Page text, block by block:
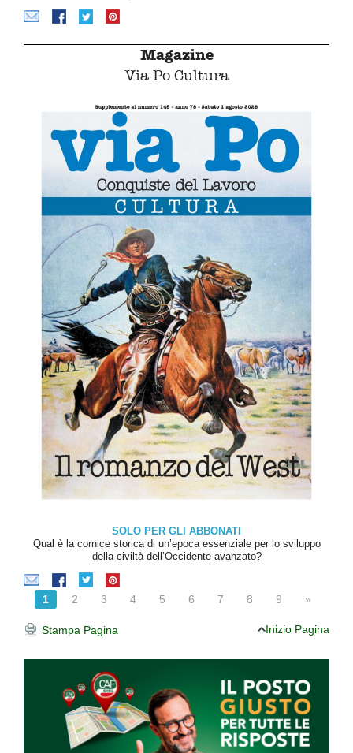
Magazine
Via Po Cultura
SOLO PER GLI ABBONATI
Qual è la cornice storica di un’epoca essenziale per lo sviluppo
della civiltà dell’Occidente avanzato?
1 2 3 4 5 6 7 8 9 »
Stampa Pagina Inizio Pagina